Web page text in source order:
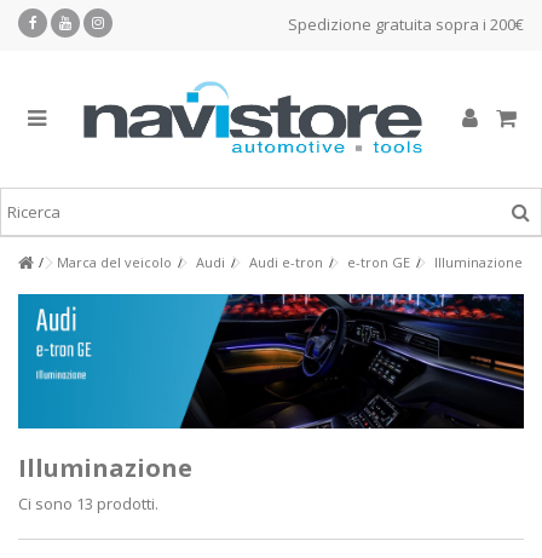
Spedizione gratuita sopra i 200€
Marca del veicolo Audi Audi e-tron e-tron GE Illuminazione
Illuminazione
Ci sono 13 prodotti.